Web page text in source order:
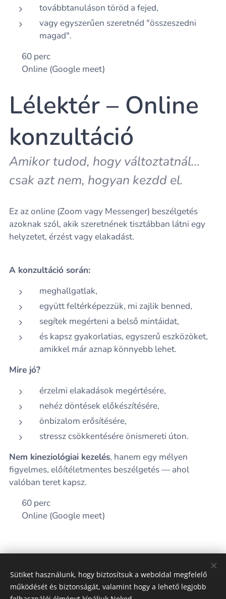
továbbtanuláson töröd a fejed,
vagy egyszerűen szeretnéd "összeszedni
magad".
⏳ 60 perc
💻 Online (Google meet)
Lélektér – Online
konzultáció
Amikor tudod, hogy változtatnál…
csak azt nem, hogyan kezdd el.
Ez az online (Zoom vagy Messenger) beszélgetés
azoknak szól, akik szeretnének tisztábban látni egy
helyzetet, érzést vagy elakadást.
A konzultáció során:
meghallgatlak,
együtt feltérképezzük, mi zajlik benned,
segítek megérteni a belső mintáidat,
és kapsz gyakorlatias, egyszerű eszközöket,
amikkel már aznap könnyebb lehet.
Mire jó?
érzelmi elakadások megértésére,
nehéz döntések előkészítésére,
önbizalom erősítésére,
stressz csökkentésére önismereti úton.
Nem kineziológiai kezelés, hanem egy mélyen
figyelmes, előítéletmentes beszélgetés — ahol
valóban teret kapsz.
⏳ 60 perc
💻 Online (Google meet)
Share
Sütiket használunk, hogy biztosítsuk a weboldal megfelelő
működését és biztonságát, valamint hogy a lehető legjobb